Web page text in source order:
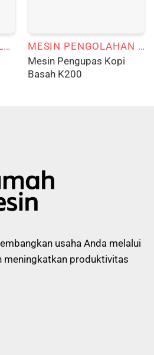
MESIN PENGERING LADA
MESIN PENGOLAHAN KOPI
Mesin Pengupas Kopi
Basah K200
usaha Anda melalui
meningkatkan produktivitas